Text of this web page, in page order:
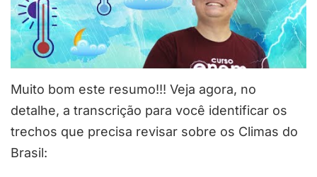
Muito bom este resumo!!! Veja agora, no
detalhe, a transcrição para você identificar os
trechos que precisa revisar sobre os Climas do
Brasil: